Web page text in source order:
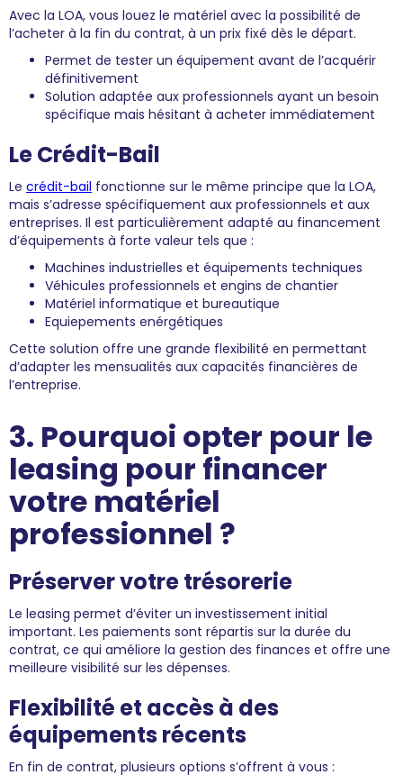
Avec la LOA, vous louez le matériel avec la possibilité de
l’acheter à la fin du contrat, à un prix fixé dès le départ.
Permet de tester un équipement avant de l’acquérir
définitivement
Solution adaptée aux professionnels ayant un besoin
spécifique mais hésitant à acheter immédiatement
Le Crédit-Bail
Le crédit-bail fonctionne sur le même principe que la LOA,
mais s’adresse spécifiquement aux professionnels et aux
entreprises. Il est particulièrement adapté au financement
d’équipements à forte valeur tels que :
Machines industrielles et équipements techniques
Véhicules professionnels et engins de chantier
Matériel informatique et bureautique
Equiepements enérgétiques
Cette solution offre une grande flexibilité en permettant
d’adapter les mensualités aux capacités financières de
l’entreprise.
3. Pourquoi opter pour le
leasing pour financer
votre matériel
professionnel ?
Préserver votre trésorerie
Le leasing permet d’éviter un investissement initial
important. Les paiements sont répartis sur la durée du
contrat, ce qui améliore la gestion des finances et offre une
meilleure visibilité sur les dépenses.
Flexibilité et accès à des
équipements récents
En fin de contrat, plusieurs options s’offrent à vous :